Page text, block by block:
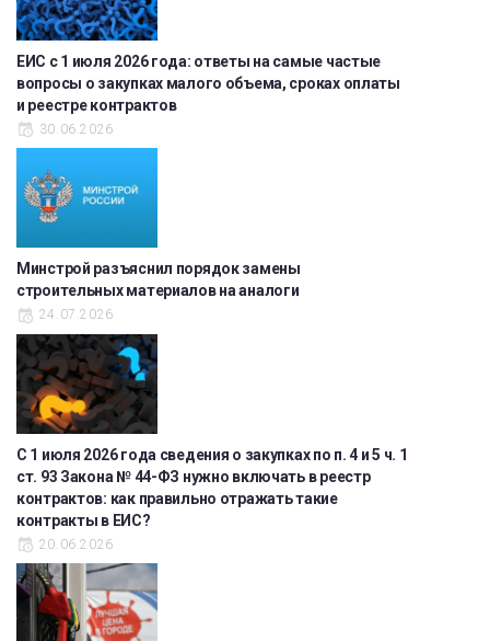
ЕИС с 1 июля 2026 года: ответы на самые частые
вопросы о закупках малого объема, сроках оплаты
и реестре контрактов
30.06.2026
Минстрой разъяснил порядок замены
строительных материалов на аналоги
24.07.2026
С 1 июля 2026 года сведения о закупках по п. 4 и 5 ч. 1
ст. 93 Закона № 44-ФЗ нужно включать в реестр
контрактов: как правильно отражать такие
контракты в ЕИС?
20.06.2026